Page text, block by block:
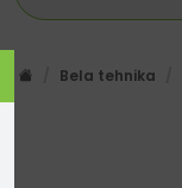
Bela tehnika